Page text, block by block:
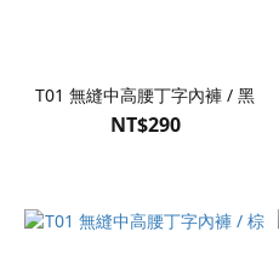
T01 無縫中高腰丁字內褲 / 黑
NT$290